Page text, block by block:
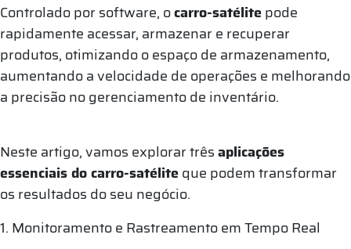
Controlado por software, ocarro-satélitepode
rapidamente acessar, armazenar e recuperar
produtos, otimizando o espaço de armazenamento,
aumentando a velocidade de operações e melhorando
a precisão no gerenciamento de inventário.
Neste artigo, vamos explorar trêsaplicações
essenciais do carro-satéliteque podem transformar
os resultados do seu negócio.
1. Monitoramento e Rastreamento em Tempo Real